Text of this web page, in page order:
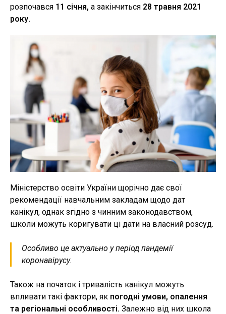
розпочався 11 січня, а закінчиться 28 травня 2021
року.
Міністерство освіти України щорічно дає свої
рекомендації навчальним закладам щодо дат
канікул, однак згідно з чинним законодавством,
школи можуть коригувати ці дати на власний розсуд.
Особливо це актуально у період пандемії
коронавірусу.
Також на початок і тривалість канікул можуть
впливати такі фактори, як погодні умови, опалення
та регіональні особливості. Залежно від них школа